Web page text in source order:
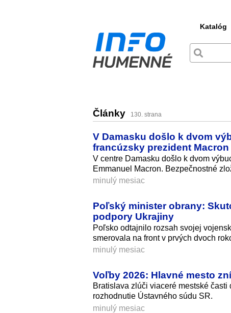
Katalóg
Články 130. strana
V Damasku došlo k dvom
francúzsky prezident Macron
V centre Damasku došlo k dvom
Emmanuel Macron. Bezpečnostné
minulý mesiac
Poľský minister obrany:
podpory Ukrajiny
Poľsko odtajnilo rozsah svojej
smerovala na front v prvých dvoch
minulý mesiac
Voľby 2026: Hlavné mesto
Bratislava zlúči viaceré mestské
rozhodnutie Ústavného súdu SR.
minulý mesiac